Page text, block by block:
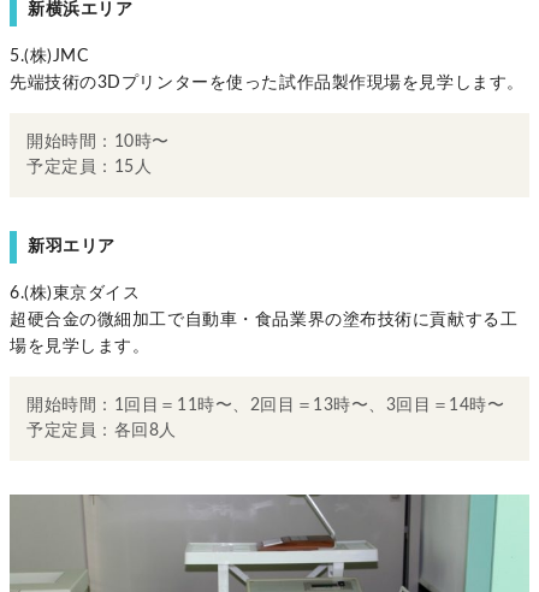
新横浜エリア
5.(株)JMC
先端技術の3Dプリンターを使った試作品製作現場を見学します。
開始時間：10時〜
予定定員：15人
新羽エリア
6.(株)東京ダイス
超硬合金の微細加工で自動車・食品業界の塗布技術に貢献する工
場を見学します。
開始時間：1回目＝11時〜、2回目＝13時〜、3回目＝14時〜
予定定員：各回8人